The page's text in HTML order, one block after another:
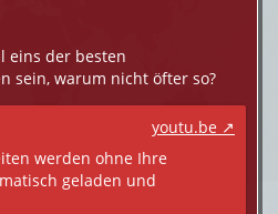
eins der besten
sein, warum nicht öfter so?
youtu.be
werden ohne Ihre
geladen und